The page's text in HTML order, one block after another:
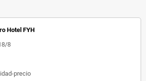
Hotel FYH
8
precio